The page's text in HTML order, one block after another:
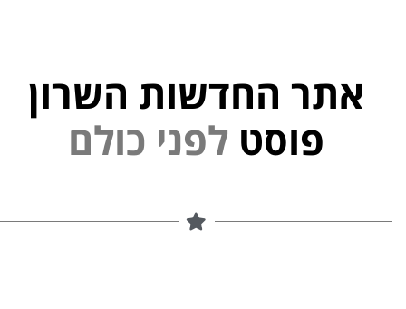
אתר החדשות השרון
פוסט